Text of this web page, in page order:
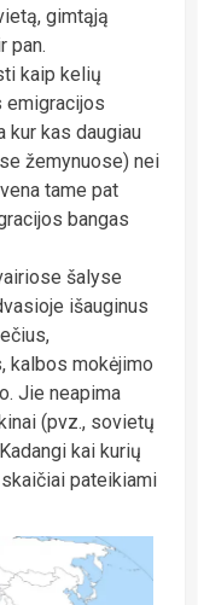
gimtąją
pan.
kaip kelių
emigracijos
kur kas daugiau
žemynuose) nei
tame pat
bangas
šalyse
išauginus
kalbos mokėjimo
Jie neapima
(pvz., sovietų
kai kurių
pateikiami